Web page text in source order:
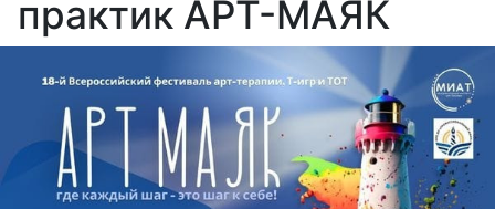
практик АРТ-МАЯК